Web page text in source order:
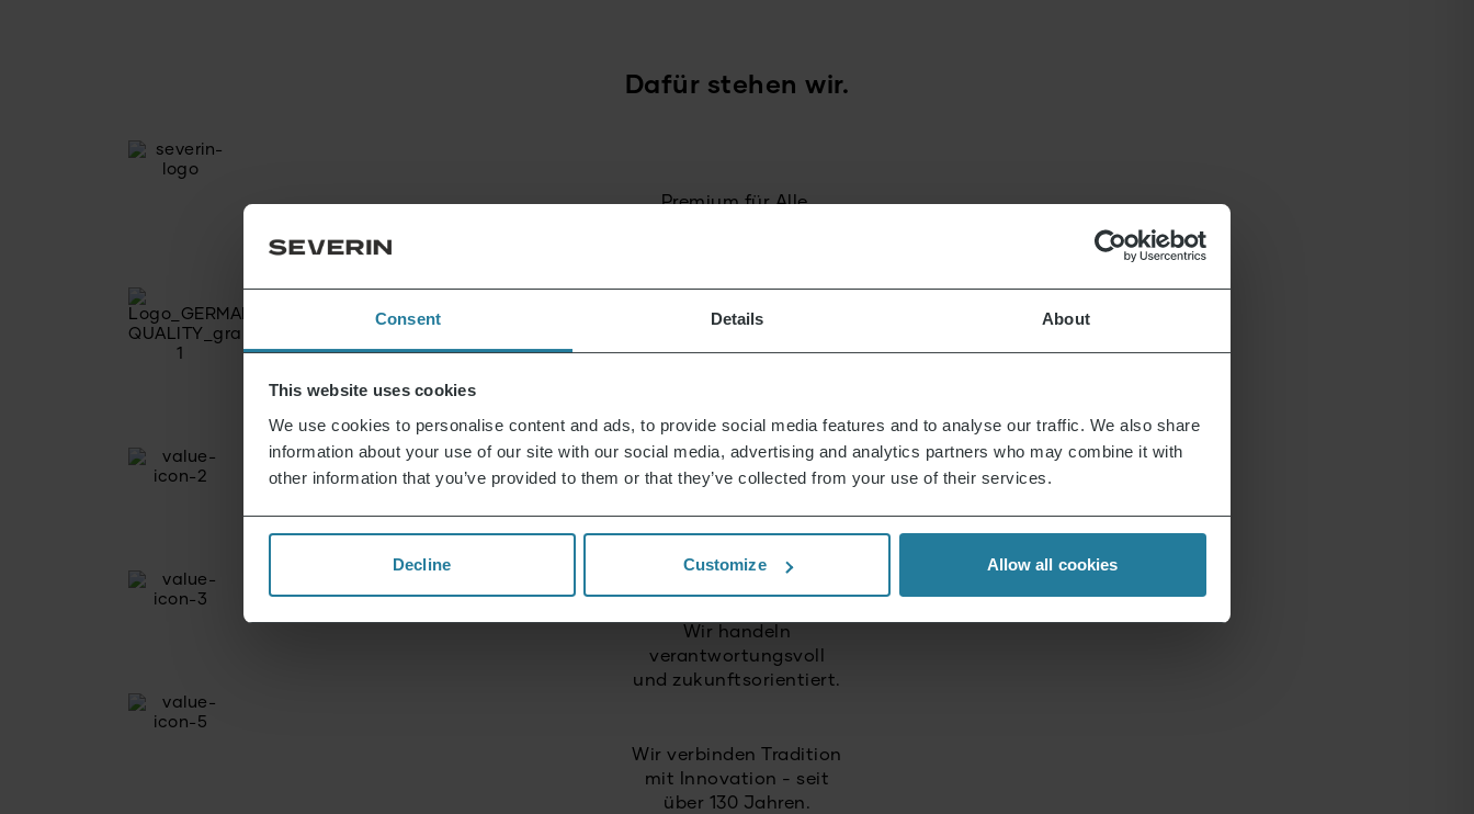
Consent Details About
This website uses cookies
We use cookies to personalise content and ads, to provide social media features and to analyse our traffic. We also share
information about your use of our site with our social media, advertising and analytics partners who may combine it with
other information that you’ve provided to them or that they’ve collected from your use of their services.
Decline Customize Allow all cookies
Dafür stehen wir.
Premium für Alle.
Qualitätsstandards.
hohe Qualität
und langlebige Produkte.
Wir handeln
verantwortungsvoll
und zukunftsorientiert.
Wir verbinden Tradition
mit Innovation - seit
über 130 Jahren.